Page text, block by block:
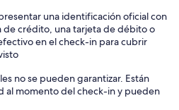
una identificación oficial con
de crédito, una tarjeta de débito o
en el check-in para cubrir
no se pueden garantizar. Están
al momento del check-in y pueden